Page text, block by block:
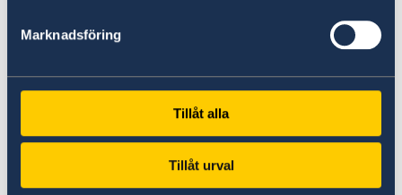
Marknadsföring
Tillåt alla
Tillåt urval
möjlig från och med den 30 juli 2026. Din
rösträkningen påbörjas, och det
rekommenderas därför starkt att du skickar din
röst så tidigt som möjligt efter den 30 juli 2026.
Rösta personligen (förtidsröstning)